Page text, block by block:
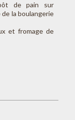
de pain sur
la boulangerie
et fromage de